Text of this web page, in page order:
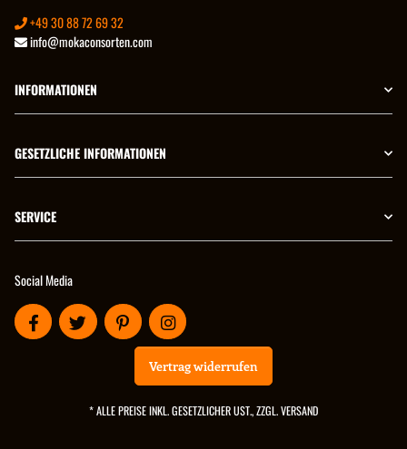
+49 30 88 72 69 32
info@mokaconsorten.com
INFORMATIONEN
GESETZLICHE INFORMATIONEN
SERVICE
Social Media
Vertrag widerrufen
* ALLE PREISE INKL. GESETZLICHER UST., ZZGL.VERSAND